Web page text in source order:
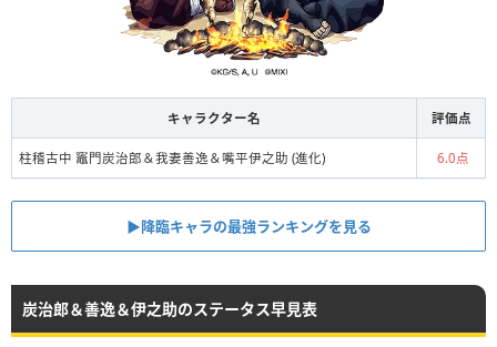
キャラクター名 評価点
柱稽古中 竈門炭治郎＆我妻善逸＆嘴平伊之助 (進化) 6.0点
▶︎︎降臨キャラの最強ランキングを見る
炭治郎＆善逸＆伊之助のステータス早見表